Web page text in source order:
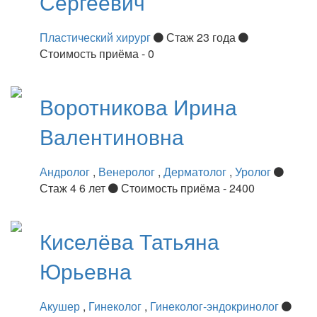
Пластический хирург
Стаж 23 года
Стоимость приёма - 0
Воротникова Ирина
Валентиновна
Андролог , Венеролог , Дерматолог , Уролог
Стаж 4 6 лет
Стоимость приёма - 2400
КиселёваТатьяна
Юрьевна
Акушер , Гинеколог , Гинеколог-эндокринолог